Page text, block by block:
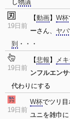
し物議
19日前
【動画】 W杯
ーさん、 ヤバ
到 ・・・
19日前
【悲報 】 メ
ンフルエン
代わりにする
19日前
W杯でツリ目
ユニを雑巾に